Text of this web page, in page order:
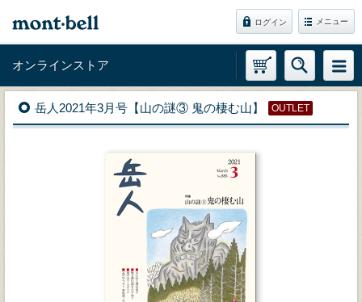
ログイン メニュー
オンラインストア
岳人2021年3月号【山の謎③ 鬼の棲む山】 OUTLET